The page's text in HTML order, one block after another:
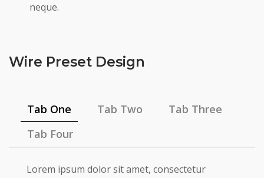
neque.
Wire Preset Design
Tab One Tab Two
Tab Three
Tab Four
Lorem ipsum dolor sit amet, consectetur